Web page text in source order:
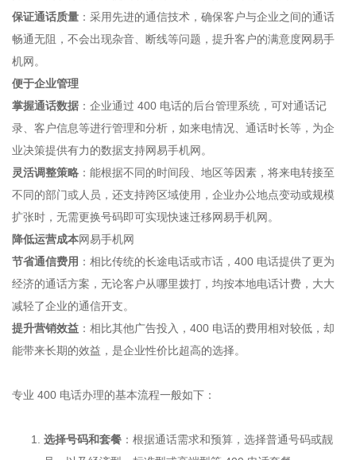
保证通话质量 ：采用先进的通信技术，确保客户与企业之间的通话
畅通无阻，不会出现杂音、断线等问题，提升客户的满意度网易手
机网 。
便于企业管理
掌握通话数据 ：企业通过 400 电话的后台管理系统，可对通话记
录、客户信息等进行管理和分析，如来电情况、通话时长等，为企
业决策提供有力的数据支持网易手机网 。
灵活调整策略 ：能根据不同的时间段、地区等因素，将来电转接至
不同的部门或人员，还支持跨区域使用，企业办公地点变动或规模
扩张时，无需更换号码即可实现快速迁移网易手机网 。
降低运营成本网易手机网
节省通信费用 ：相比传统的长途电话或市话，400 电话提供了更为
经济的通话方案，无论客户从哪里拨打，均按本地电话计费，大大
减轻了企业的通信开支。
提升营销效益 ：相比其他广告投入，400 电话的费用相对较低，却
能带来长期的效益，是企业性价比超高的选择。
专业 400 电话办理的基本流程一般如下：
选择号码和套餐 ：根据通话需求和预算，选择普通号码或靓